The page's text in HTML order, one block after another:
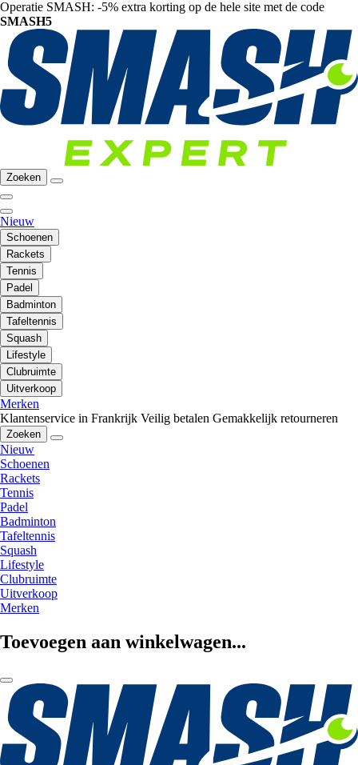
Operatie SMASH: -5% extra korting op de hele site met de code
SMASH5
Zoeken
Nieuw
Schoenen
Rackets
Tennis
Padel
Badminton
Tafeltennis
Squash
Lifestyle
Clubruimte
Uitverkoop
Merken
Klantenservice in Frankrijk Veilig betalen Gemakkelijk retourneren
Zoeken
Nieuw
Schoenen
Rackets
Tennis
Padel
Badminton
Tafeltennis
Squash
Lifestyle
Clubruimte
Uitverkoop
Merken
Toevoegen aan winkelwagen...